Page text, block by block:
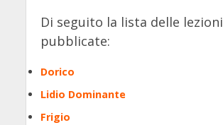
Di seguito la lista delle lezioni
pubblicate:
Dorico
Lidio Dominante
Frigio